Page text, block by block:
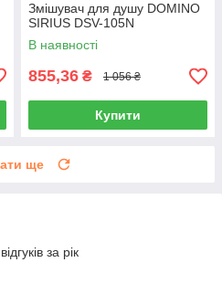
Змішувач для душу DOMINO
SIRIUS DSV-105N
В наявності
855,36 ₴ 1 056 ₴
Купити
ще
за рік